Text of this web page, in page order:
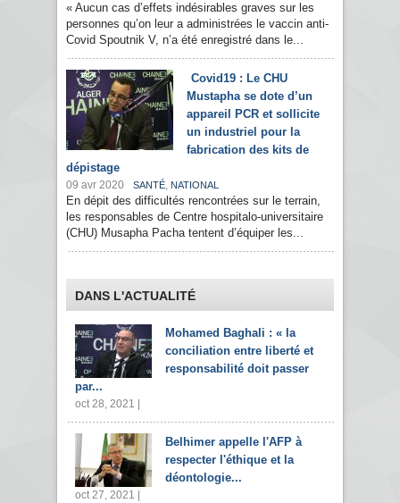
« Aucun cas d’effets indésirables graves sur les
personnes qu’on leur a administrées le vaccin anti-
Covid Spoutnik V, n’a été enregistré dans le...
Covid19 : Le CHU
Mustapha se dote d’un
appareil PCR et sollicite
un industriel pour la
fabrication des kits de
dépistage
09 avr 2020 SANTÉ, NATIONAL
En dépit des difficultés rencontrées sur le terrain,
les responsables de Centre hospitalo-universitaire
(CHU) Musapha Pacha tentent d’équiper les...
DANS L'ACTUALITÉ
Mohamed Baghali : « la
conciliation entre liberté et
responsabilité doit passer
par...
oct 28, 2021 |
Belhimer appelle l'AFP à
respecter l'éthique et la
déontologie...
oct 27, 2021 |